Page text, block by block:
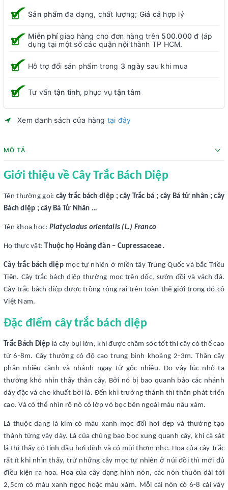
Sản phẩm đa dạng, chất lượng; Giá cả hợp lý
Miễn phígiao hàng cho đơn hàng trên 500.000 đ (áp
dụng tại một số các quận nội thành TP HCM.
Hỗ trợ đổi sản phẩm trong 3 ngày sau khi mua
Tư vấn tận tình, phục vụtận tâm
Xem danh sách cửa hàng tại đây
MÔ TẢ
Giới thiệu về Cây Trắc Bách Diệp
Tên thường gọi: cây trắc bách diệp ; cây Trắc bá ; cây Bá tử nhân ; cây
Bách diệp ; cây Bá Tử Nhân …
Tên khoa học: Platycladus orientalis (L.) Franco
Họ thực vật: Thuộc họ Hoàng đàn – Cupressaceae.
Cây trắc bách diệpmọc tự nhiên ở miền tây Trung Quốc và bắc Triều
Tiên. Cây trắc bách diệp thường mọc trên dốc, sườn đồi và vách đá.
Cây trắc bách diệp được trồng rộng rãi trên toàn thế giới trong đó có
Việt Nam.
Đặc điểm cây trắc bách diệp
Trắc Bách Diệp là cây bụi lớn, khi được chăm sóc tốt thì cây có thể cao
từ 6-8m. Cây thường có độ cao trung bình khoảng 2-3m. Thân cây
phân nhiều cành và nhánh ngay từ gốc nhiều. Do vậy lúc nhỏ ta
thường khó nhìn thấy thân cây. Bởi nó bị bao quanh bảo các nhánh
dày đặc và che khuất bởi lá. Đến khi trưởng thành thì thân phát triển
cao. Và có thể nhìn rõ nó có lớp vỏ bọc bên ngoài màu nâu xám.
Lá thuộc dạng lá kim có màu xanh mọc đối hơi dẹp và thường tạo
thành từng vảy dày. Lá của chúng bao bọc xung quanh cây, khi cà sát
lá thì thấy có tinh dầu hơi dính và có mùi thơm nhẹ. Hoa của cây Trắc
rất ít khi nhìn thấy, trừ những cây mọc tự nhiên ở núi đồi thì mới đủ
điều kiện ra hoa. Hoa của cây dạng hình nón, các nón thuôn dài tới
2,5cm có màu xanh ngọc hoặc màu xám. Mỗi cái nón có 6-8 cái vảy